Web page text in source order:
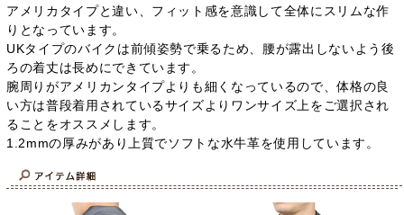
アメリカタイプと違い、フィット感を意識して全体にスリムな作
りとなっています。
UKタイプのバイクは前傾姿勢で乗るため、腰が露出しないよう後
ろの着丈は長めにできています。
腕周りがアメリカンタイプよりも細くなっているので、体格の良
い方は普段着用されているサイズよりワンサイズ上をご選択され
ることをオススメします。
1.2mmの厚みがあり上質でソフトな水牛革を使用しています。